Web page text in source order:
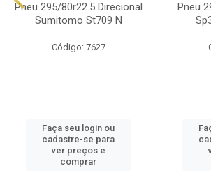
Pneu 295/80r22.5 Direcional
Sumitomo St709 N
Código: 7627
Faça seu login ou
cadastre-se para
ver preços e
comprar
Pneu